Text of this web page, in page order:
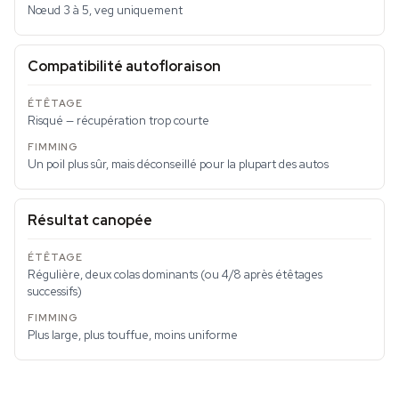
Nœud 3 à 5, veg uniquement
Compatibilité autofloraison
Risqué — récupération trop courte
Un poil plus sûr, mais déconseillé pour la plupart des autos
Résultat canopée
Régulière, deux colas dominants (ou 4/8 après étêtages
successifs)
Plus large, plus touffue, moins uniforme